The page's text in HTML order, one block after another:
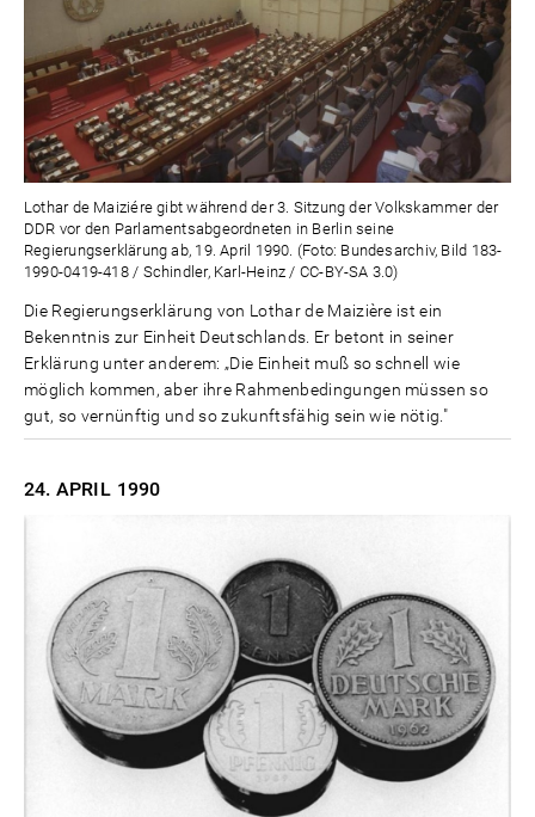
Lothar de Maiziére gibt während der 3. Sitzung der Volkskammer der
DDR vor den Parlamentsabgeordneten in Berlin seine
Regierungserklärung ab, 19. April 1990. (Foto: Bundesarchiv, Bild 183-
1990-0419-418 / Schindler, Karl-Heinz / CC-BY-SA 3.0)
Die Regierungserklärung von Lothar de Maizière ist ein
Bekenntnis zur Einheit Deutschlands. Er betont in seiner
Erklärung unter anderem: „Die Einheit muß so schnell wie
möglich kommen, aber ihre Rahmenbedingungen müssen so
gut, so vernünftig und so zukunftsfähig sein wie nötig."
24. APRIL 1990